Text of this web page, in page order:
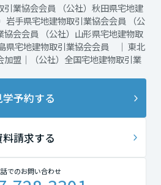
引業協会会員 （公社）秋田県宅地建
岩手県宅地建物取引業協会会員 （公
会会員 （公社）山形県宅地建物取
県宅地建物取引業協会会員 ｜ 東北
盟｜（公社）全国宅地建物取引業
学予約する
料請求する
でのお問い合わせ